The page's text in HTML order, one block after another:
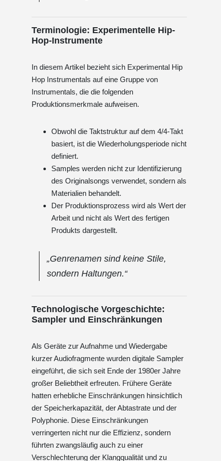
Terminologie: Experimentelle Hip-
Hop-Instrumente
In diesem Artikel bezieht sich Experimental Hip
Hop Instrumentals auf eine Gruppe von
Instrumentals, die die folgenden
Produktionsmerkmale aufweisen.
Obwohl die Taktstruktur auf dem 4/4-Takt
basiert, ist die Wiederholungsperiode nicht
definiert.
Samples werden nicht zur Identifizierung
des Originalsongs verwendet, sondern als
Materialien behandelt.
Der Produktionsprozess wird als Wert der
Arbeit und nicht als Wert des fertigen
Produkts dargestellt.
„Genrenamen sind keine Stile,
sondern Haltungen.“
Technologische Vorgeschichte:
Sampler und Einschränkungen
Als Geräte zur Aufnahme und Wiedergabe
kurzer Audiofragmente wurden digitale Sampler
eingeführt, die sich seit Ende der 1980er Jahre
großer Beliebtheit erfreuten. Frühere Geräte
hatten erhebliche Einschränkungen hinsichtlich
der Speicherkapazität, der Abtastrate und der
Polyphonie. Diese Einschränkungen
verringerten nicht nur die Effizienz, sondern
führten zwangsläufig auch zu einer
Verschlechterung der Klangqualität und zu